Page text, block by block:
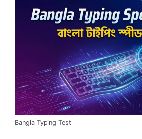
কর্তব্য।
Bangla Typing Test